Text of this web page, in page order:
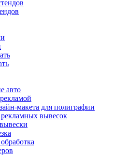
авто
макета для полиграфии
вывесок